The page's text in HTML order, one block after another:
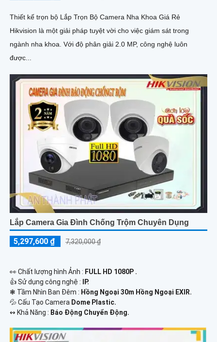
Thiết kế trọn bộ Lắp Trọn Bộ Camera Nha Khoa Giá Rẻ
Hikvision là một giải pháp tuyệt vời cho việc giám sát trong
ngành nha khoa. Với độ phân giải 2.0 MP, công nghệ luôn
được...
Lắp Camera Gia Đình Chống Trộm Chuyên Dụng
5,297,600 ₫ 7,320,000 ₫
️👀 Chất lượng hình Ảnh : FULL HD 1080P .
👍 Sử dụng công nghệ :
IP.
❃ Tầm Nhìn Ban Đêm : Hồng Ngoại 30m Hồng Ngoại EXIR.
💦 Cấu Tạo Camera Dome Plastic.
️↭ Khả Năng : Báo Động Chuyển Động.